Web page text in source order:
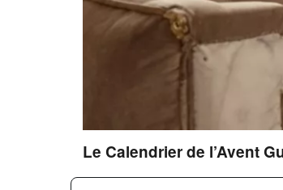
Le Calendrier de l’Avent